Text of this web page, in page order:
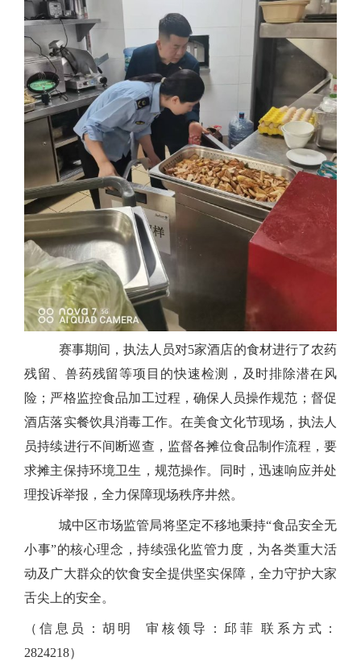
赛事期间，执法人员对5家酒店的食材进行了农药
残留、兽药残留等项目的快速检测，及时排除潜在风
险；严格监控食品加工过程，确保人员操作规范；督促
酒店落实餐饮具消毒工作。在美食文化节现场，执法人
员持续进行不间断巡查，监督各摊位食品制作流程，要
求摊主保持环境卫生，规范操作。同时，迅速响应并处
理投诉举报，全力保障现场秩序井然。
城中区市场监管局将坚定不移地秉持“食品安全无
小事”的核心理念，持续强化监管力度，为各类重大活
动及广大群众的饮食安全提供坚实保障，全力守护大家
舌尖上的安全。
（信息员：胡明
审核领导：邱菲 联系方式：
2824218）